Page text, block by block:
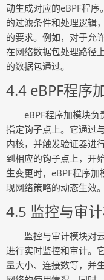
动生成对应的eBPF程
的过滤条件和处理逻辑
的要求。例如，对于允
在网络数据包处理路径
的数据包通过。
4.4 eBPF程序
eBPF程序加模块
指定钩子点上。它通过
内核，并触发验证器进
到相应的钩子点上，开
生变更时，eBPF程序
现网络策略的动态生效。
4.5 监控与审
监控与审计模块对
进行实时监控和审计。
量大小、连接数等，并